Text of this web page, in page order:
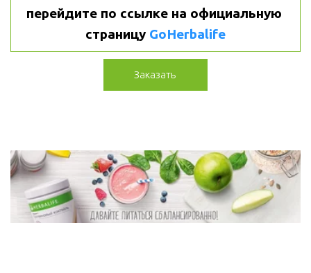
перейдите по ссылке на официальную
страницу GoHerbalife
Заказать